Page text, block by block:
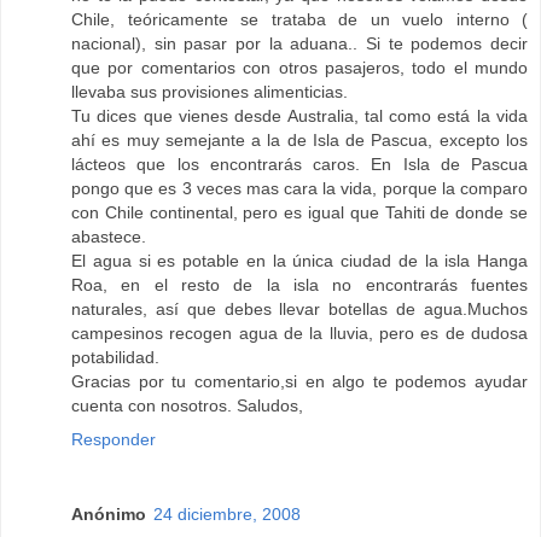
Chile, teóricamente se trataba de un vuelo interno (
nacional), sin pasar por la aduana.. Si te podemos decir
que por comentarios con otros pasajeros, todo el mundo
llevaba sus provisiones alimenticias.
Tu dices que vienes desde Australia, tal como está la vida
ahí es muy semejante a la de Isla de Pascua, excepto los
lácteos que los encontrarás caros. En Isla de Pascua
pongo que es 3 veces mas cara la vida, porque la comparo
con Chile continental, pero es igual que Tahiti de donde se
abastece.
El agua si es potable en la única ciudad de la isla Hanga
Roa, en el resto de la isla no encontrarás fuentes
naturales, así que debes llevar botellas de agua.Muchos
campesinos recogen agua de la lluvia, pero es de dudosa
potabilidad.
Gracias por tu comentario,si en algo te podemos ayudar
cuenta con nosotros. Saludos,
Responder
Anónimo 24 diciembre, 2008